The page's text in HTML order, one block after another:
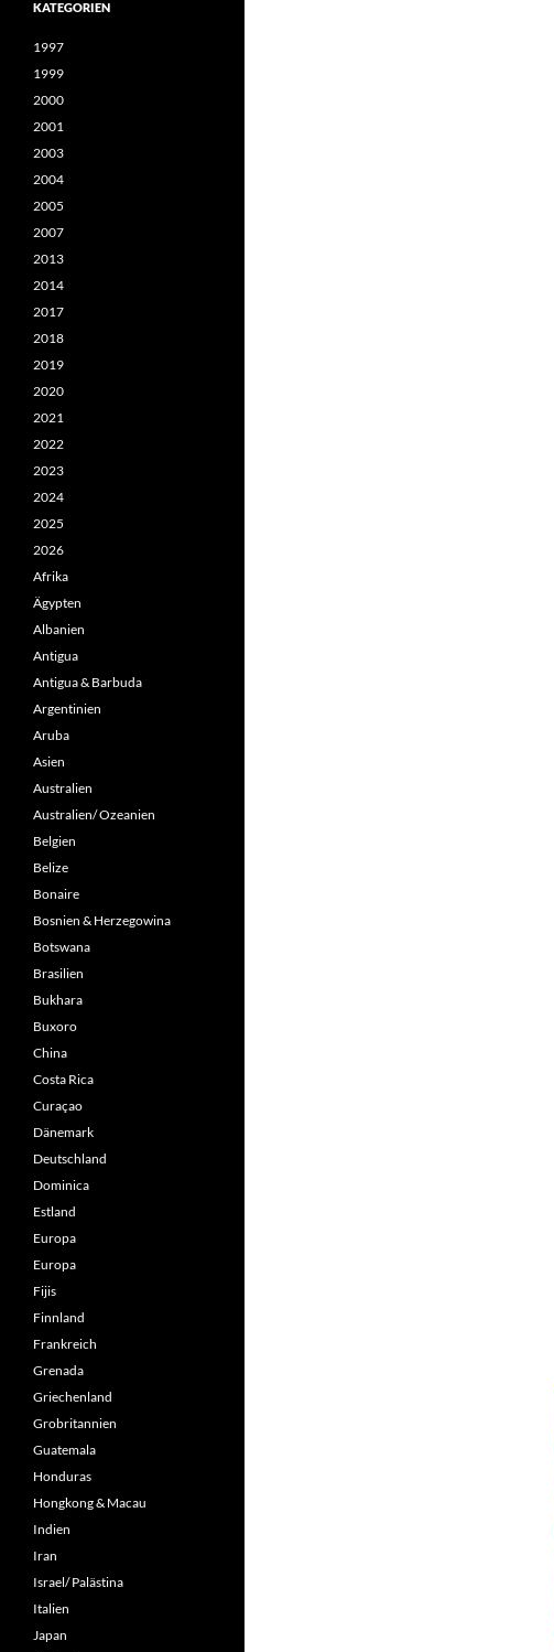
KATEGORIEN
1997
1999
2000
2001
2003
2004
2005
2007
2013
2014
2017
2018
2019
2020
2021
2022
2023
2024
2025
2026
Afrika
Ägypten
Albanien
Antigua
Antigua & Barbuda
Argentinien
Aruba
Asien
Australien
Australien/ Ozeanien
Belgien
Belize
Bonaire
Bosnien & Herzegowina
Botswana
Brasilien
Bukhara
Buxoro
China
Costa Rica
Curaçao
Dänemark
Deutschland
Dominica
Estland
Europa
Europa
Fijis
Finnland
Frankreich
Grenada
Griechenland
Grobritannien
Guatemala
Honduras
Hongkong & Macau
Indien
Iran
Israel/ Palästina
Italien
Japan